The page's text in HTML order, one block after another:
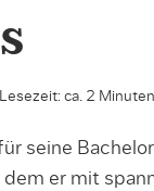
Lesezeit: ca. 2 Minuten
seine
er mit